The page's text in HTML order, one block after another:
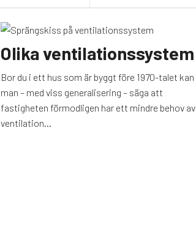
Olika ventilationssystem
Bor du i ett hus som är byggt före 1970-talet kan
man – med viss generalisering – säga att
fastigheten förmodligen har ett mindre behov av
ventilation...